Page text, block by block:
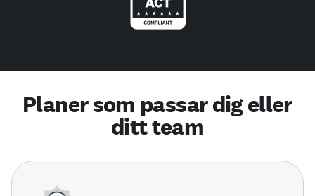
Planer som passar dig eller
ditt team